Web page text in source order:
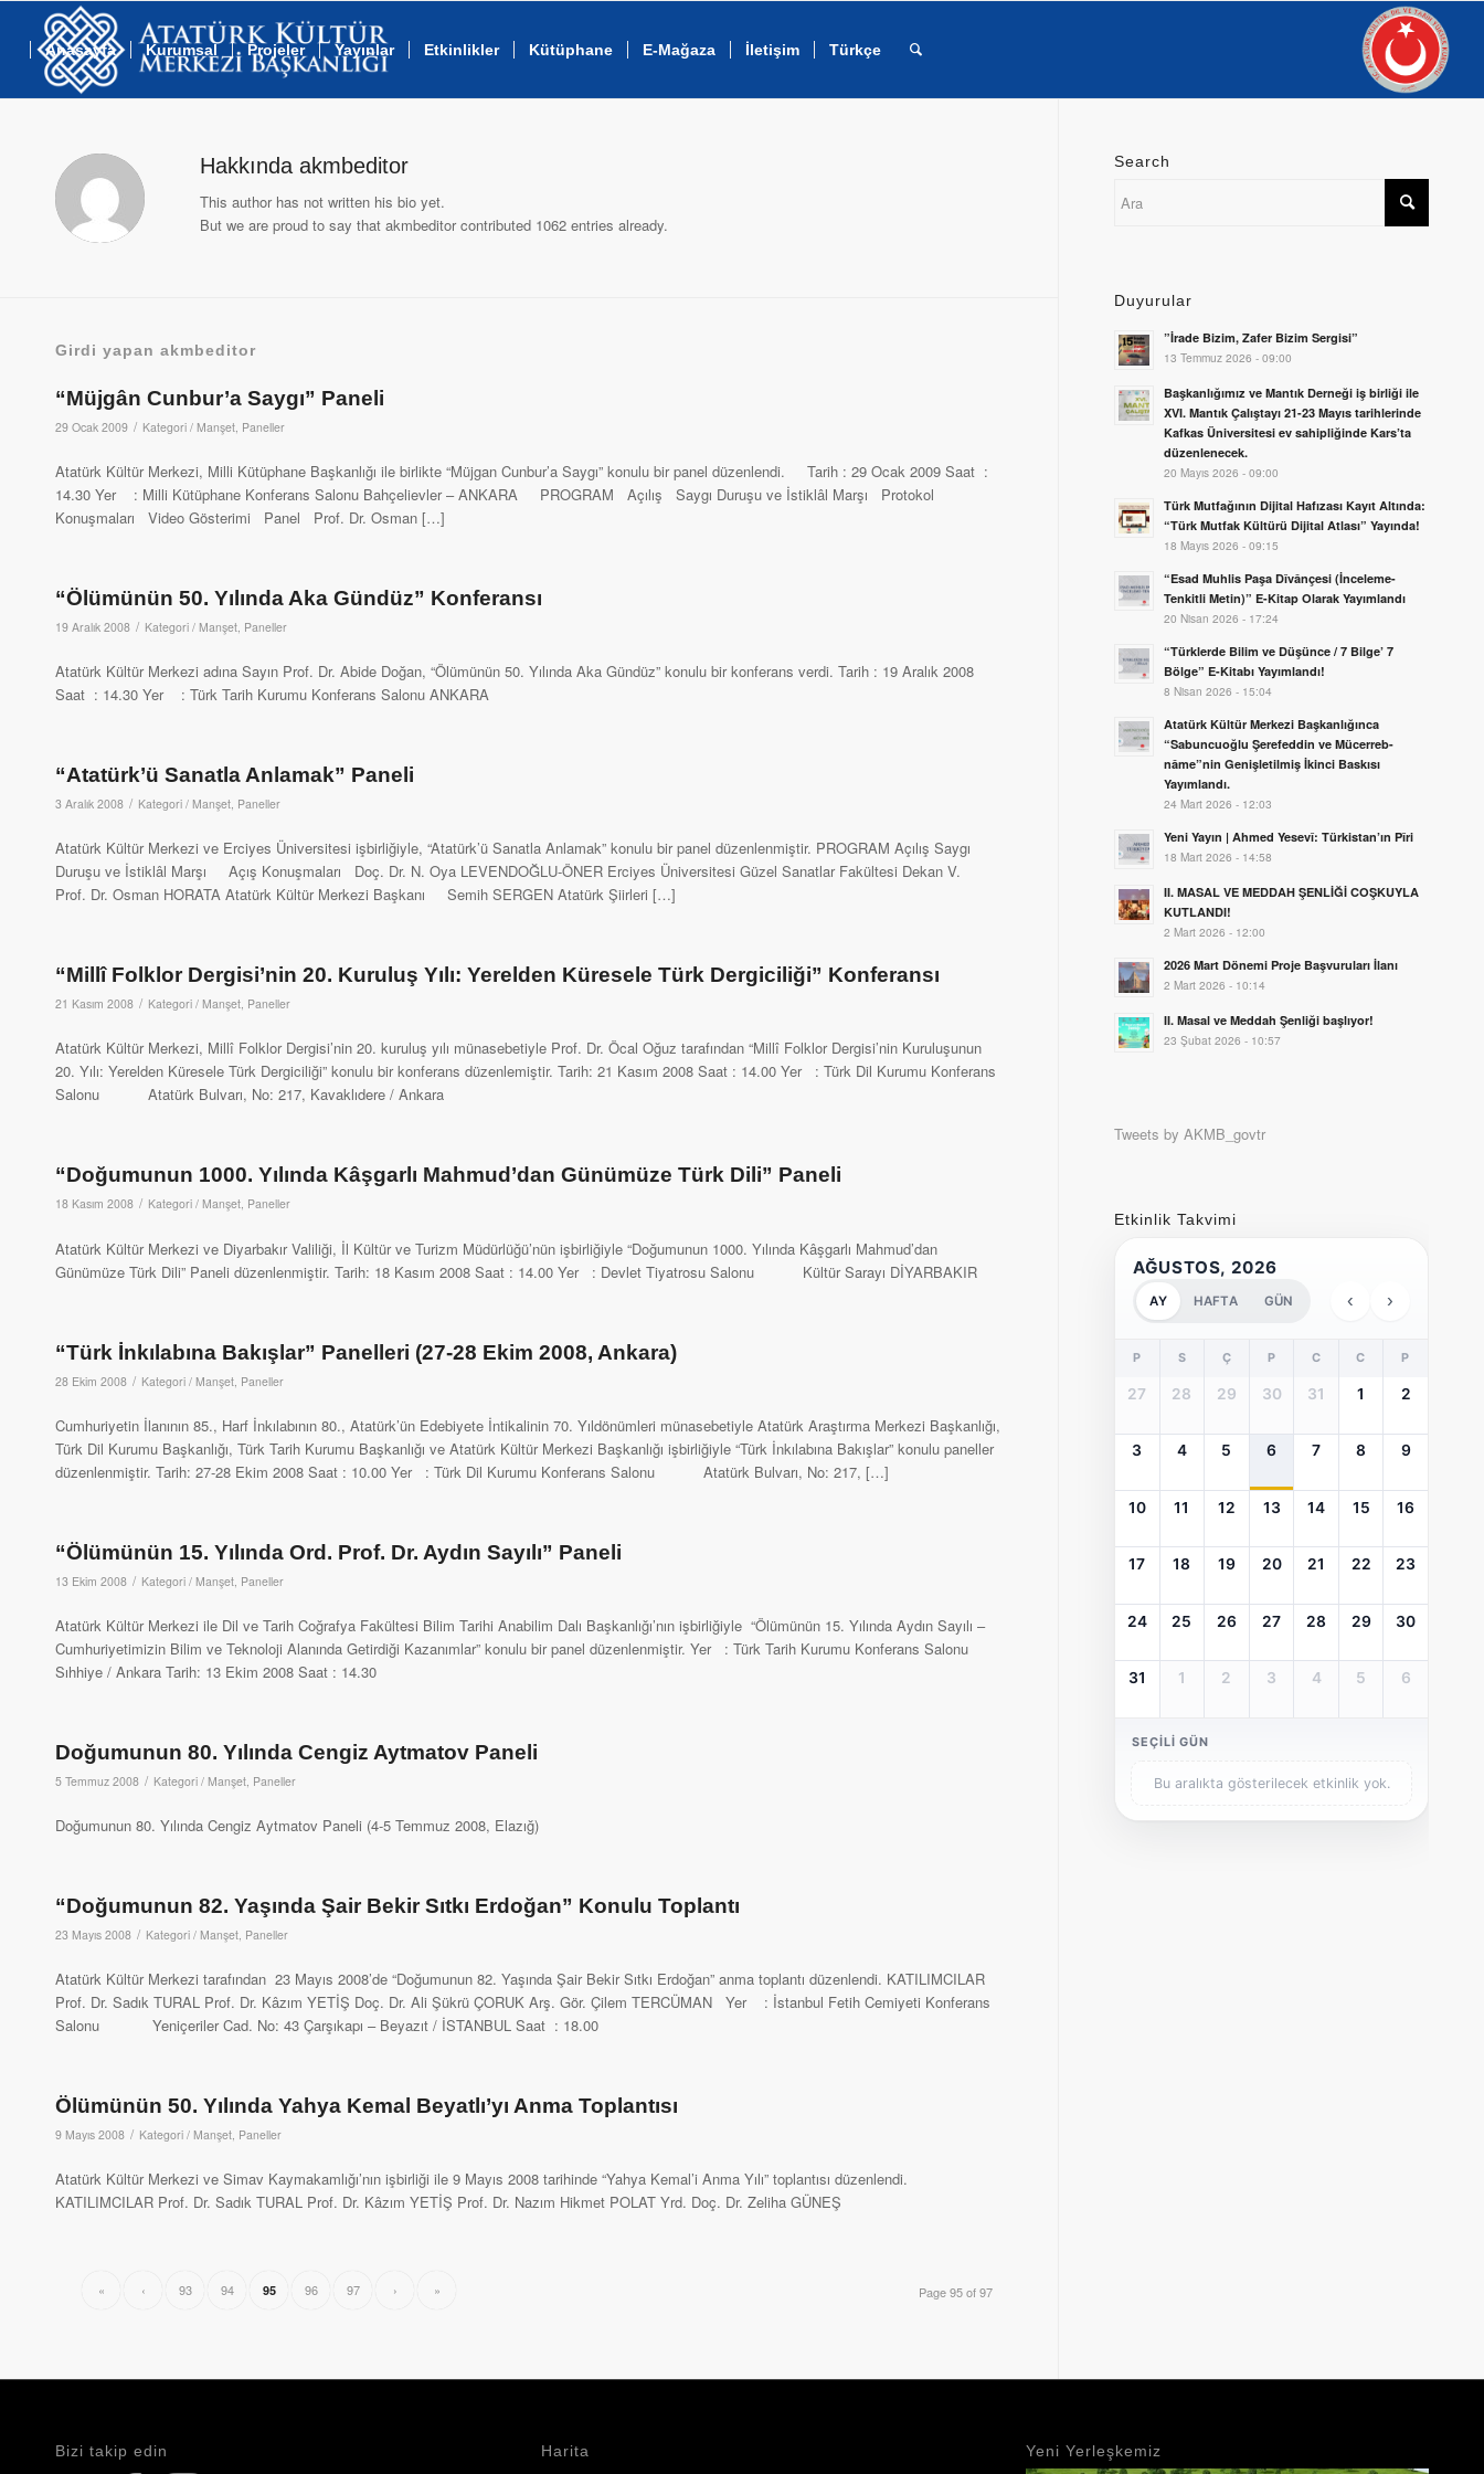
Anasayfa Kurumsal Projeler Yayınlar Etkinlikler Kütüphane E-Mağaza İletişim Türkçe
Hakkında akmbeditor
This author has not written his bio yet.
But we are proud to say that akmbeditorcontributed 1062 entries already.
Girdi yapan akmbeditor
“Müjgân Cunbur’a Saygı” Paneli
29 Ocak 2009 / Kategori / Manşet, Paneller
Atatürk Kültür Merkezi, Milli Kütüphane Başkanlığı ile birlikte “Müjgan Cunbur’a Saygı” konulu bir panel düzenlendi. Tarih : 29 Ocak 2009 Saat :
14.30 Yer : Milli Kütüphane Konferans Salonu Bahçelievler – ANKARA PROGRAM Açılış Saygı Duruşu ve İstiklâl Marşı Protokol
Konuşmaları Video Gösterimi Panel Prof. Dr. Osman […]
“Ölümünün 50. Yılında Aka Gündüz” Konferansı
19 Aralık 2008 / Kategori / Manşet, Paneller
Atatürk Kültür Merkezi adına Sayın Prof. Dr. Abide Doğan, “Ölümünün 50. Yılında Aka Gündüz” konulu bir konferans verdi. Tarih : 19 Aralık 2008
Saat : 14.30 Yer : Türk Tarih Kurumu Konferans Salonu ANKARA
“Atatürk’ü Sanatla Anlamak” Paneli
3 Aralık 2008 / Kategori / Manşet, Paneller
Atatürk Kültür Merkezi ve Erciyes Üniversitesi işbirliğiyle, “Atatürk’ü Sanatla Anlamak” konulu bir panel düzenlenmiştir. PROGRAM Açılış Saygı
Duruşu ve İstiklâl Marşı Açış Konuşmaları Doç. Dr. N. Oya LEVENDOĞLU-ÖNER Erciyes Üniversitesi Güzel Sanatlar Fakültesi Dekan V.
Prof. Dr. Osman HORATA Atatürk Kültür Merkezi Başkanı Semih SERGEN Atatürk Şiirleri […]
“Millî Folklor Dergisi’nin 20. Kuruluş Yılı: Yerelden Küresele Türk Dergiciliği” Konferansı
21 Kasım 2008 / Kategori / Manşet, Paneller
Atatürk Kültür Merkezi, Millî Folklor Dergisi’nin 20. kuruluş yılı münasebetiyle Prof. Dr. Öcal Oğuz tarafından “Millî Folklor Dergisi’nin Kuruluşunun
20. Yılı: Yerelden Küresele Türk Dergiciliği” konulu bir konferans düzenlemiştir. Tarih: 21 Kasım 2008 Saat : 14.00 Yer : Türk Dil Kurumu Konferans
Salonu Atatürk Bulvarı, No: 217, Kavaklıdere / Ankara
“Doğumunun 1000. Yılında Kâşgarlı Mahmud’dan Günümüze Türk Dili” Paneli
18 Kasım 2008 / Kategori / Manşet, Paneller
Atatürk Kültür Merkezi ve Diyarbakır Valiliği, İl Kültür ve Turizm Müdürlüğü’nün işbirliğiyle “Doğumunun 1000. Yılında Kâşgarlı Mahmud’dan
Günümüze Türk Dili” Paneli düzenlenmiştir. Tarih: 18 Kasım 2008 Saat : 14.00 Yer : Devlet Tiyatrosu Salonu Kültür Sarayı DİYARBAKIR
“Türk İnkılabına Bakışlar” Panelleri (27-28 Ekim 2008, Ankara)
28 Ekim 2008 / Kategori / Manşet Paneller
Cumhuriyetin İlanının 85., Harf İnkılabının 80., Atatürk’ün Edebiyete İntikalinin 70. Yıldönümleri münasebetiyle Atatürk Araştırma Merkezi Başkanlığı,
Türk Dil Kurumu Başkanlığı, Türk Tarih Kurumu Başkanlığı ve Atatürk Kültür Merkezi Başkanlığı işbirliğiyle “Türk İnkılabına Bakışlar” konulu paneller
düzenlenmiştir. Tarih: 27-28 Ekim 2008 Saat : 10.00 Yer : Türk Dil Kurumu Konferans Salonu Atatürk Bulvarı, No: 217, […]
“Ölümünün 15. Yılında Ord. Prof. Dr. Aydın Sayılı” Paneli
13 Ekim 2008 / Kategori / Manşet Paneller
Atatürk Kültür Merkezi ile Dil ve Tarih Coğrafya Fakültesi Bilim Tarihi Anabilim Dalı Başkanlığı’nın işbirliğiyle “Ölümünün 15. Yılında Aydın Sayılı –
Cumhuriyetimizin Bilim ve Teknoloji Alanında Getirdiği Kazanımlar” konulu bir panel düzenlenmiştir. Yer : Türk Tarih Kurumu Konferans Salonu
Sıhhiye / Ankara Tarih: 13 Ekim 2008 Saat : 14.30
Doğumunun 80. Yılında Cengiz Aytmatov Paneli
5 Temmuz 2008 / Kategori / Manşet Paneller
Doğumunun 80. Yılında Cengiz Aytmatov Paneli (4-5 Temmuz 2008, Elazığ)
“Doğumunun 82. Yaşında Şair Bekir Sıtkı Erdoğan” Konulu Toplantı
23 Mayıs 2008 / Kategori / Manşet Paneller
Atatürk Kültür Merkezi tarafından 23 Mayıs 2008’de “Doğumunun 82. Yaşında Şair Bekir Sıtkı Erdoğan” anma toplantı düzenlendi. KATILIMCILAR
Prof. Dr. Sadık TURAL Prof. Dr. Kâzım YETİŞ Doç. Dr. Ali Şükrü ÇORUK Arş. Gör. Çilem TERCÜMAN Yer : İstanbul Fetih Cemiyeti Konferans
Salonu Yeniçeriler Cad. No: 43 Çarşıkapı – Beyazıt / İSTANBUL Saat : 18.00
Ölümünün 50. Yılında Yahya Kemal Beyatlı’yı Anma Toplantısı
9 Mayıs 2008 / Kategori / Manşet Paneller
Atatürk Kültür Merkezi ve Simav Kaymakamlığı’nın işbirliği ile 9 Mayıs 2008 tarihinde “Yahya Kemal’i Anma Yılı” toplantısı düzenlendi.
KATILIMCILAR Prof. Dr. Sadık TURAL Prof. Dr. Kâzım YETİŞ Prof. Dr. Nazım Hikmet POLAT Yrd. Doç. Dr. Zeliha GÜNEŞ
Page 95 of 97
« ‹ 93 94 95 96 97 › »
Search
Duyurular
”İrade Bizim, Zafer Bizim Sergisi”
13 Temmuz 2026 - 09:00
Başkanlığımız ve Mantık Derneği iş birliği ile
XVI. Mantık Çalıştayı 21-23 Mayıs tarihlerinde
Kafkas Üniversitesi ev sahipliğinde Kars’ta
düzenlenecek.
20 Mayıs 2026 - 09:00
Türk Mutfağının Dijital Hafızası Kayıt Altında:
“Türk Mutfak Kültürü Dijital Atlası” Yayında!
18 Mayıs 2026 - 09:15
“Esad Muhlis Paşa Dîvânçesi (İnceleme-
Tenkitli Metin)” E-Kitap Olarak Yayımlandı
20 Nisan 2026 - 17:24
“Türklerde Bilim ve Düşünce / 7 Bilge’ 7
Bölge” E-Kitabı Yayımlandı!
8 Nisan 2026 - 15:04
Atatürk Kültür Merkezi Başkanlığınca
“Sabuncuoğlu Şerefeddin ve Mücerreb-
nâme”nin Genişletilmiş İkinci Baskısı
Yayımlandı.
24 Mart 2026 - 12:03
Yeni Yayın | Ahmed Yesevî: Türkistan’ın Pîri
18 Mart 2026 - 14:58
II. MASAL VE MEDDAH ŞENLİĞİ COŞKUYLA
KUTLANDI!
2 Mart 2026 - 12:00
2026 Mart Dönemi Proje Başvuruları İlanı
2 Mart 2026 - 10:14
II. Masal ve Meddah Şenliği başlıyor!
23 Şubat 2026 - 10:57
Tweets by AKMB_govtr
Etkinlik Takvimi
AĞUSTOS, 2026
AY HAFTA GÜN ‹ ›
P S Ç P C C P
27 28 29 30 31 1 2
3 4 5 6 7 8 9
10 11 12 13 14 15 16
17 18 19 20 21 22 23
24 25 26 27 28 29 30
31 1 2 3 4 5 6
SEÇILI GÜN
Bu aralıkta gösterilecek etkinlik yok.
Bizi takip edin Harita Yeni Yerleşkemiz